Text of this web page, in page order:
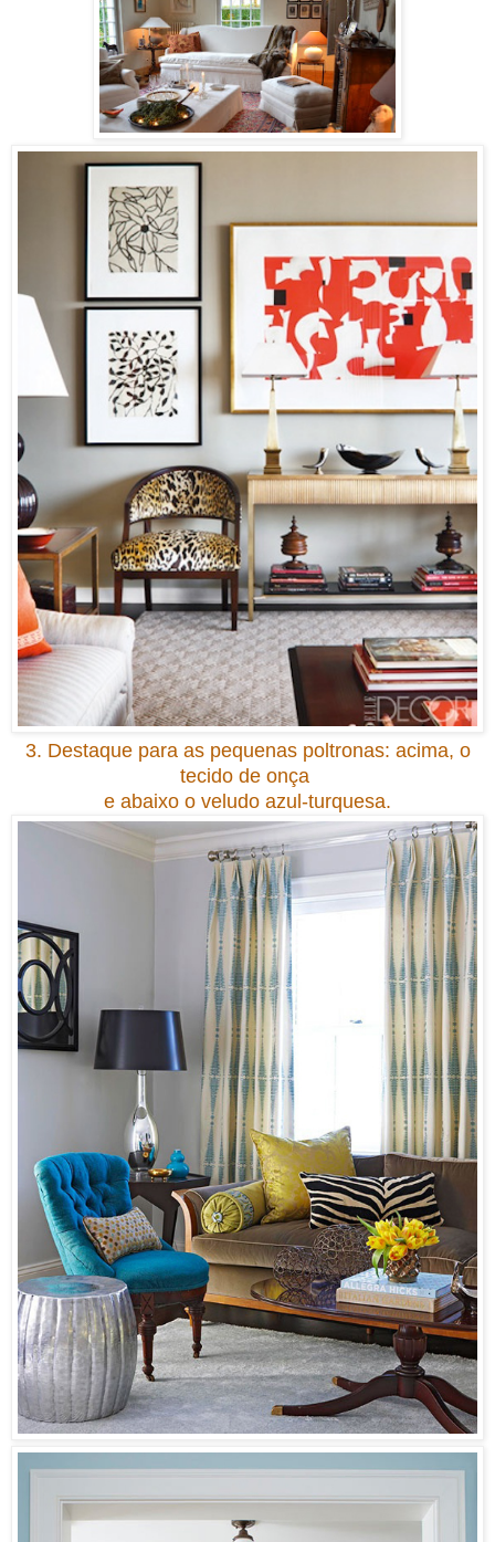
3. Destaque para as pequenas poltronas: acima, o
tecido de onça
e abaixo o veludo azul-turquesa.